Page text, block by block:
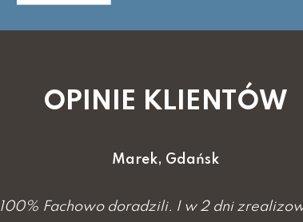
OPINIE KLIENTÓW
Marek, Gdańsk
Fachowo doradzili. I w 2 dni